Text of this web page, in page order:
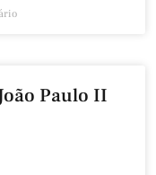
Paulo II